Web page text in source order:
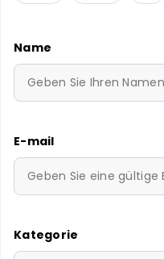
Name
E-mail
Kategorie